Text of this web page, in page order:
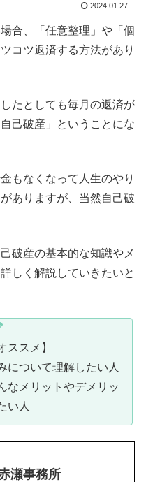
2024.01.27
合、「任意整理」や「個
コツ返済する方法があり
たとしても毎月の返済が
己破産」ということにな
もなくなって人生のやり
ありますが、当然自己破
破産の基本的な知識やメ
しく解説していきたいと
ススメ】
について理解したい人
なメリットやデメリッ
い人
瀬事務所